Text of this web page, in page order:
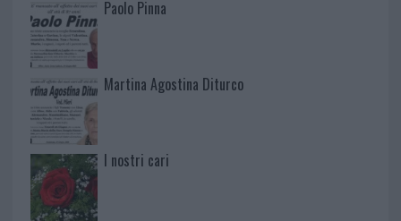
Paolo Pinna
Martina Agostina Diturco
I nostri cari